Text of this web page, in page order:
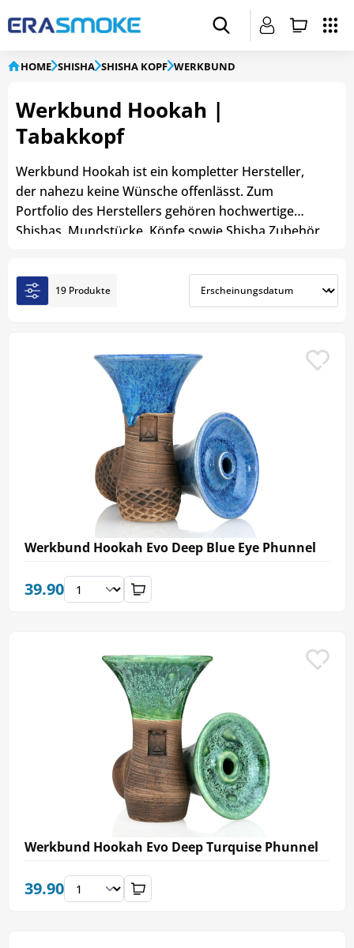
HOME SHISHA SHISHA KOPF WERKBUND
Werkbund Hookah |
Tabakkopf
Werkbund Hookah ist ein kompletter Hersteller,
der nahezu keine Wünsche offenlässt. Zum
Portfolio des Herstellers gehören hochwertige
Shishas, Mundstücke, Köpfe sowie Shisha Zubehör.
Herstellers, die für eine ausgezeichnete Qualität
und optimale Rauchentwicklung sorgen. Die Köpfe
von Werkbund Hookah bereichern die Sammlung
19 Produkte
Werkbund Hookah Evo Deep Blue Eye Phunnel
39.90
Werkbund Hookah Evo Deep Turquise Phunnel
39.90